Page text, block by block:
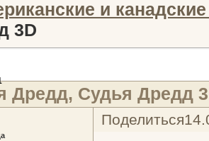
и
3D
Дредд, Судья Дредд
Поделиться